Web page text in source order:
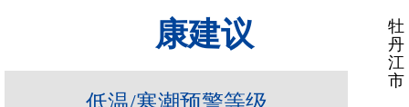
牡
丹
江
市
康建议